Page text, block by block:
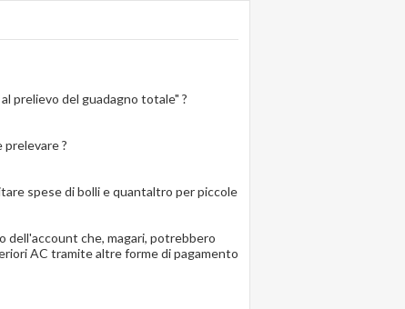
prelievo del guadagno totale" ?
?
spese di bolli e quantaltro per piccole
dell'account che, magari, potrebbero
AC tramite altre forme di pagamento